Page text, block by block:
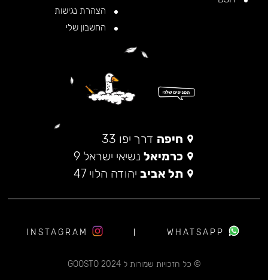
הצהרת נגישות
החשבון שלי
חיפה דרך יפו 33
כרמיאל נשיאי ישראל 9
תל אביב יהודה הלוי 47
© כל הזכויות שמורות ל 2024 GOOSTO
WHATSAPP
INSTAGRAM